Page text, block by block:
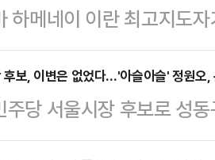
다"며 "특정 지역의 갇혀
의지…
기한 조재복(26)에 대해 "
없었던 것 같다"며 "일반
지만, 이 가정에서는 힘이
국'과 같은 관계였을 것"
하메네이 이란 최고지도
겠다고 밝혔다.로이터통
“이란은 전쟁을 추구하
상 중에도 국민은 거리
단계는 전면 봉쇄라는 극
보, 이변은 없었다…'아슬아슬' 정원오,
주당 서울시장 후보로 성
내 여러 논란이 꼬리표